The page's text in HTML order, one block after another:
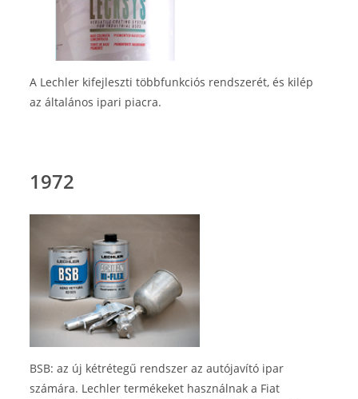
A Lechler kifejleszti többfunkciós rendszerét, és kilép
az általános ipari piacra.
1972
BSB: az új kétrétegű rendszer az autójavító ipar
számára. Lechler termékeket használnak a Fiat